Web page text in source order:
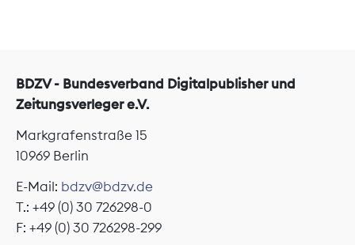
BDZV - Bundesverband Digitalpublisher und
Zeitungsverleger e.V.
Markgrafenstraße 15
10969 Berlin
E-Mail: bdzv@bdzv.de
T.: +49 (0) 30 726298-0
F: +49 (0) 30 726298-299